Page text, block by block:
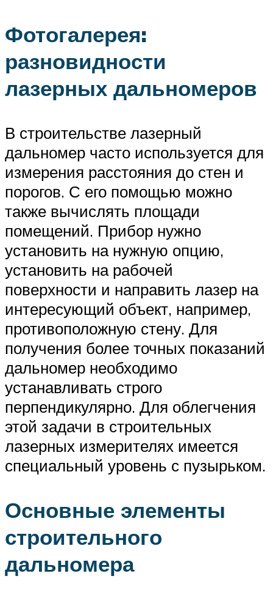
Фотогалерея:
разновидности
лазерных дальномеров
В строительстве лазерный
дальномер часто используется для
измерения расстояния до стен и
порогов. С его помощью можно
также вычислять площади
помещений. Прибор нужно
установить на нужную опцию,
установить на рабочей
поверхности и направить лазер на
интересующий объект, например,
противоположную стену. Для
получения более точных показаний
дальномер необходимо
устанавливать строго
перпендикулярно. Для облегчения
этой задачи в строительных
лазерных измерителях имеется
специальный уровень с пузырьком.
Основные элементы
строительного
дальномера